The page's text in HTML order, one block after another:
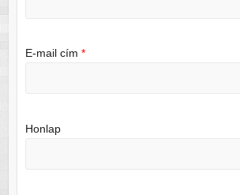
E-mail cím *
Honlap